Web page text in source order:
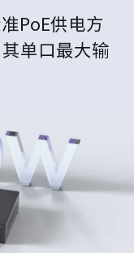
PoE供电方
单口最大输